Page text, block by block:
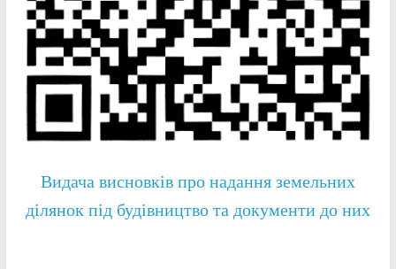
Видача висновків про надання земельних
ділянок під будівництво та документи до них